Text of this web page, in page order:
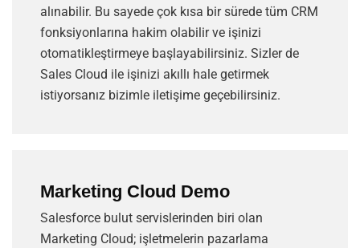
alınabilir. Bu sayede çok kısa bir sürede tüm CRM
fonksiyonlarına hakim olabilir ve işinizi
otomatikleştirmeye başlayabilirsiniz. Sizler de
Sales Cloud ile işinizi akıllı hale getirmek
istiyorsanız bizimle iletişime geçebilirsiniz.
Marketing Cloud Demo
Salesforce bulut servislerinden biri olan
Marketing Cloud; işletmelerin pazarlama